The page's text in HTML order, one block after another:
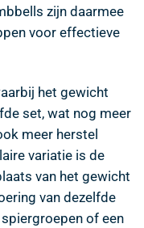
zijn daarmee
voor effectieve
het gewicht
set, wat nog meer
meer herstel
variatie is de
van het gewicht
van dezelfde
of een